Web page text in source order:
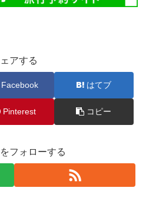
アする
Facebook はてブ
Pinterest コピー
フォローする